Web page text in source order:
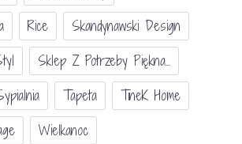
Rice
Skandynawski Design
Sklep Z Potrzeby Piękna...
Tapeta
TineK Home
Wielkanoc